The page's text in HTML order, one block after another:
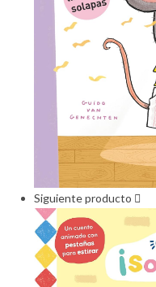
Siguiente producto